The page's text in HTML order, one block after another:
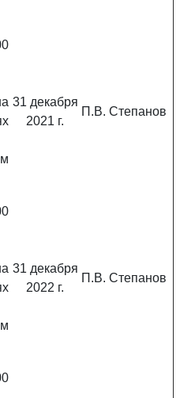
31 декабря
2021 г.
П.В. Степанов
31 декабря
2022 г.
П.В. Степанов